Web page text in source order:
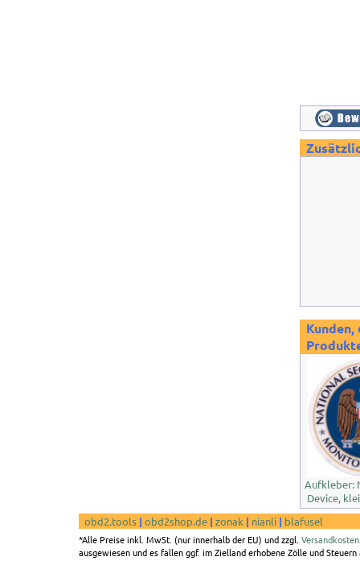
Aufkleber:
Device,
obd2.tools | obd2shop.de | zonak | nianli | blafusel
*Alle Preise inkl. MwSt. (nur innerhalb der EU) und zzgl. Versandkosten
ausgewiesen und es fallen ggf. im Zielland erhobene Zölle und